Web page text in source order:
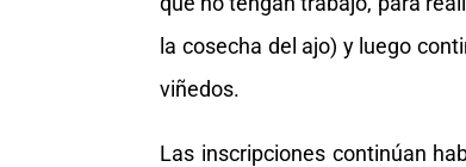
la cosecha del ajo) y luego
viñedos.
Las inscripciones continúan